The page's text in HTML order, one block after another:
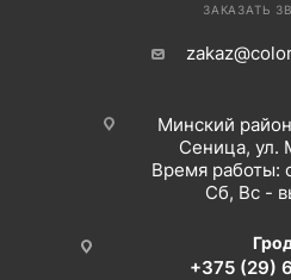
ЗАКАЗАТЬ
Минский
Сеница, ул.
Время работы:
Сб, Вс -
+375 (29)